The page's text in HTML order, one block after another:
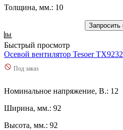
Толщина, мм.: 10
Запросить
Быстрый просмотр
Осевой вентилятор Tesoer
Под заказ
Номинальное напряжение, В.: 12
Ширина, мм.: 92
Высота, мм.: 92